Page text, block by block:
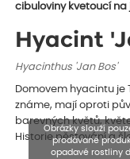
cibuloviny kvetoucí na
Hyacint
Hyacinthus 'Jan Bos'
Domovem hyacintu je
známe, mají oproti
barevných květů,
Historie pěstování a
Obrázky slouží
prodávané
opadavé rostliny